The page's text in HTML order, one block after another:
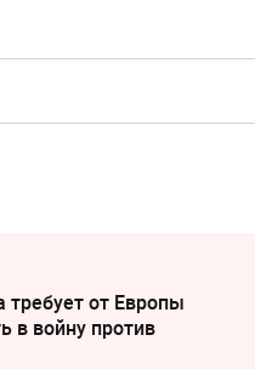
требует от Европы
в войну против